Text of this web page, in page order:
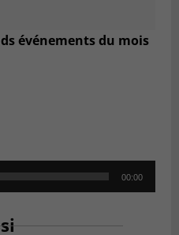
événements du mois
00:00